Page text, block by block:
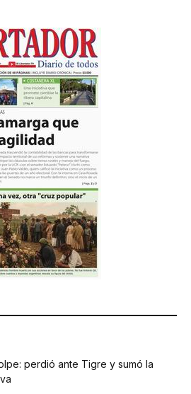
perdió ante Tigre y sumó la